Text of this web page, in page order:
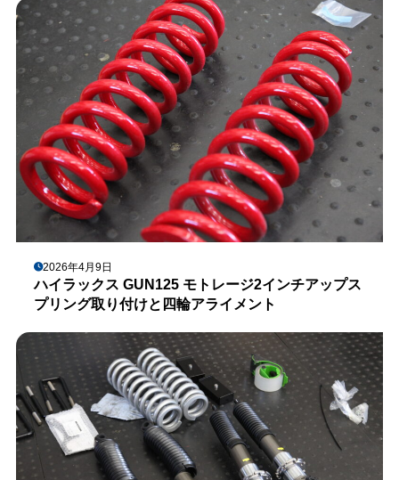
2026年4月9日
ハイラックス GUN125 モトレージ2インチアップス
プリング取り付けと四輪アライメント